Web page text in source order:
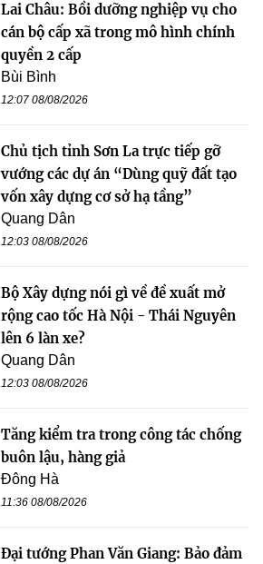
Lai Châu: Bồi dưỡng nghiệp vụ cho
cán bộ cấp xã trong mô hình chính
quyền 2 cấp
Bùi Bình
12:07 08/08/2026
Chủ tịch tỉnh Sơn La trực tiếp gỡ
vướng các dự án “Dùng quỹ đất tạo
vốn xây dựng cơ sở hạ tầng”
Quang Dân
12:03 08/08/2026
Bộ Xây dựng nói gì về đề xuất mở
rộng cao tốc Hà Nội - Thái Nguyên
lên 6 làn xe?
Quang Dân
12:03 08/08/2026
Tăng kiểm tra trong công tác chống
buôn lậu, hàng giả
Đông Hà
11:36 08/08/2026
Đại tướng Phan Văn Giang: Bảo đảm